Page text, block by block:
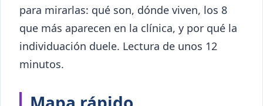
para mirarlas: qué son, dónde viven, los 8
que más aparecen en la clínica, y por qué la
individuación duele. Lectura de unos 12
minutos.